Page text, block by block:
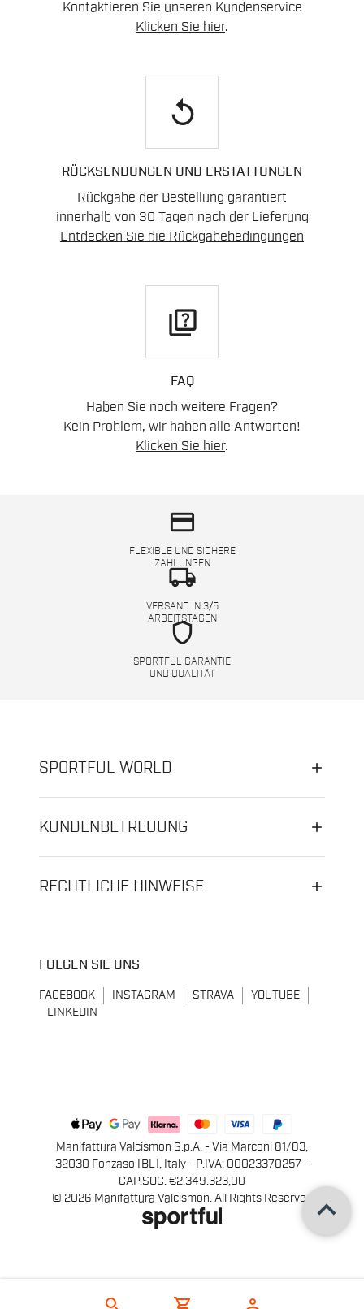
search shopping_cart person
Kontaktieren Sie unseren Kundenservice
Klicken Sie hier.
replay
RÜCKSENDUNGEN UND ERSTATTUNGEN
Rückgabe der Bestellung garantiert
innerhalb von 30 Tagen nach der Lieferung
Entdecken Sie die Rückgabebedingungen
quiz
FAQ
Haben Sie noch weitere Fragen?
Kein Problem, wir haben alle Antworten!
Klicken Sie hier.
credit_card
FLEXIBLE UND SICHERE
ZAHLUNGEN
local_shipping
VERSAND IN 3/5
ARBEITSTAGEN
shield
SPORTFUL GARANTIE
UND QUALITÄT
SPORTFUL WORLD
KUNDENBETREUUNG
RECHTLICHE HINWEISE
FOLGEN SIE UNS
FACEBOOK INSTAGRAM STRAVA
YOUTUBE
LINKEDIN
Manifattura Valcismon S.p.A. - Via Marconi 81/83,
32030 Fonzaso (BL), Italy - P.IVA: 00023370257 -
CAP.SOC. €2.349.323,00
© 2026 Manifattura Valcismon. All Rights Reserved
keyboard_arrow_up